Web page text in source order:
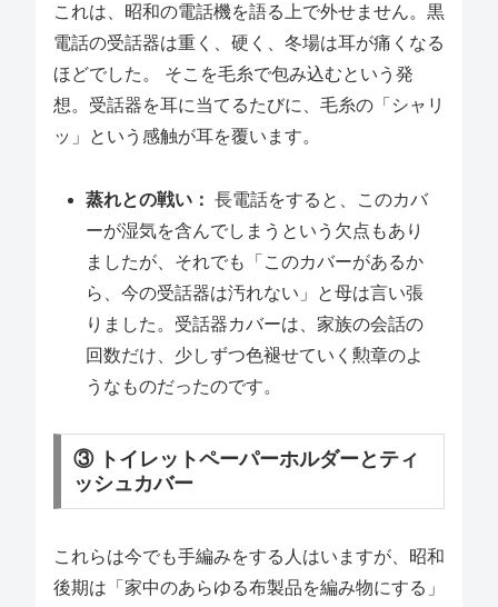
これは、昭和の電話機を語る上で外せません。黒
電話の受話器は重く、硬く、冬場は耳が痛くなる
ほどでした。 そこを毛糸で包み込むという発
想。受話器を耳に当てるたびに、毛糸の「シャリ
ッ」という感触が耳を覆います。
蒸れとの戦い： 長電話をすると、このカバ
ーが湿気を含んでしまうという欠点もあり
ましたが、それでも「このカバーがあるか
ら、今の受話器は汚れない」と母は言い張
りました。受話器カバーは、家族の会話の
回数だけ、少しずつ色褪せていく勲章のよ
うなものだったのです。
③ トイレットペーパーホルダーとティ
ッシュカバー
これらは今でも手編みをする人はいますが、昭和
後期は「家中のあらゆる布製品を編み物にする」